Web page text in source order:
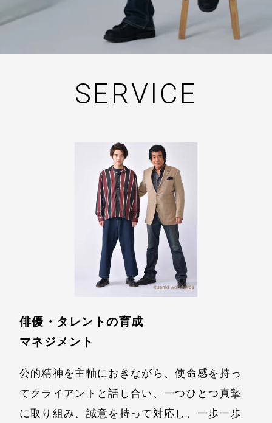
SERVICE
俳優・タレントの育成
マネジメント
公的精神を主軸におきながら、使命感を持っ
てクライアントと話し合い、一つひとつ真摯
に取り組み、誠意を持って対応し、一歩一歩